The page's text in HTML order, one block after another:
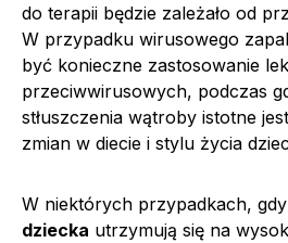
do terapii będzie zależało od
W przypadku wirusowego
być konieczne zastosowanie
przeciwwirusowych, podczas
stłuszczenia wątroby istotne
zmian w diecie i stylu życia
W niektórych przypadkach, gdy
dziecka utrzymują się na